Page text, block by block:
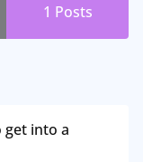
1 Posts
get into a